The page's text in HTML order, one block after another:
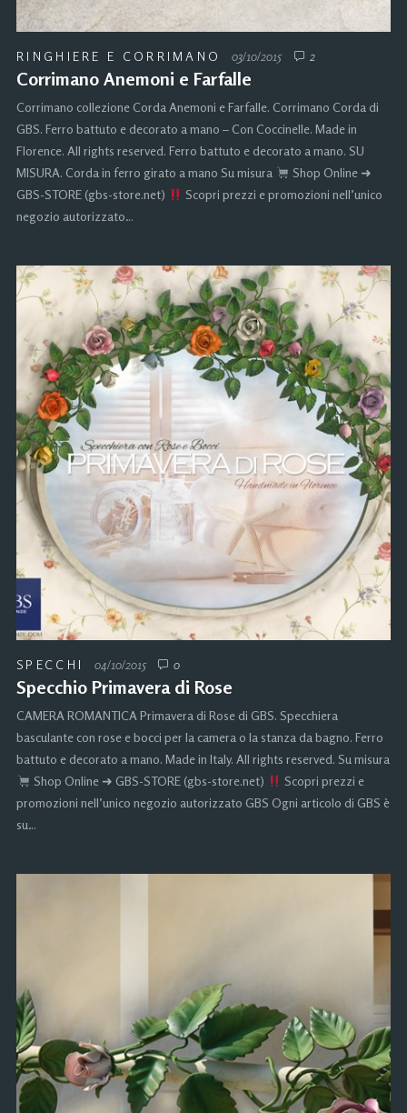
RINGHIERE E CORRIMANO 03/10/2015 2
Corrimano Anemoni e Farfalle
Corrimano collezione Corda Anemoni e Farfalle. Corrimano Corda di
GBS. Ferro battuto e decorato a mano – Con Coccinelle. Made in
Florence. All rights reserved. Ferro battuto e decorato a mano. SU
MISURA. Corda in ferro girato a mano Su misura
Shop Online ➜
GBS-STORE (gbs-store.net)
Scopri prezzi e promozioni nell’unico
negozio autorizzato…
SPECCHI 04/10/2015 0
Specchio Primavera di Rose
CAMERA ROMANTICA Primavera di Rose di GBS. Specchiera
basculante con rose e bocci per la camera o la stanza da bagno. Ferro
battuto e decorato a mano. Made in Italy. All rights reserved. Su misura
Shop Online ➜ GBS-STORE (gbs-store.net)
Scopri prezzi e
promozioni nell’unico negozio autorizzato GBS Ogni articolo di GBS è
su…